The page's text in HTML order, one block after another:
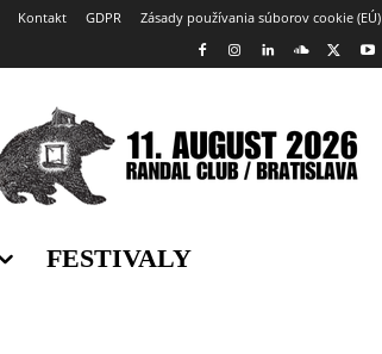
Kontakt GDPR Zásady používania súborov cookie (EÚ)
FESTIVALY